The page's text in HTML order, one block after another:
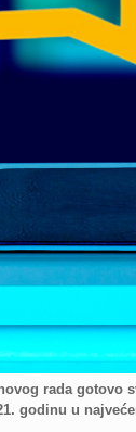
rada gotovo
godinu u